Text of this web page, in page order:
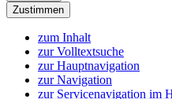
Zustimmen
zum Inhalt
zur Volltextsuche
zur Hauptnavigation
zur Navigation
zur Servicenavigation im